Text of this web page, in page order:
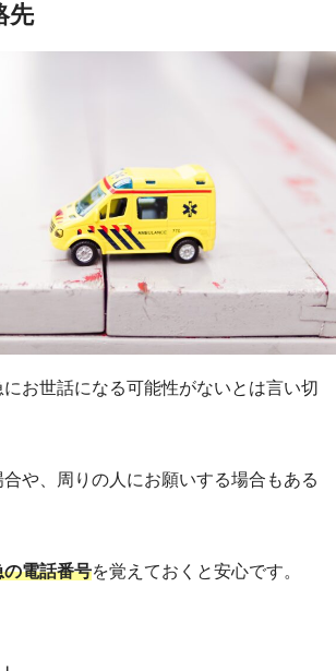
先
お世話になる可能性がないとは言い切
や、周りの人にお願いする場合もある
電話番号を覚えておくと安心です。